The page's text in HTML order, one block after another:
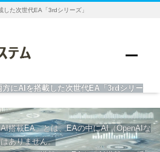
た次世代EA「3rdシリーズ」
にAIを搭載した次世代EA「3rdシリー
搭載EA」とは、EAの中にAI（OpenAIな
ありません。